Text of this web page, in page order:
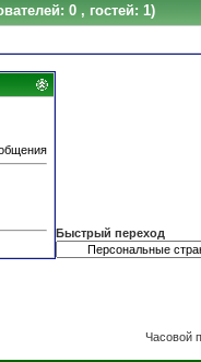
0 , гостей: 1)
Быстрый переход
Часовой